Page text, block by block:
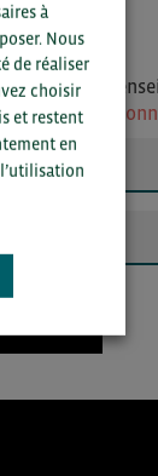
merci de
secteur
ou
à
Nous
de réaliser
choisir
et restent
en